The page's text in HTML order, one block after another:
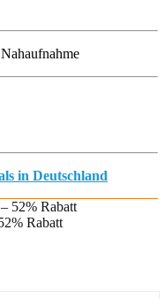
in Deutschland
Rabatt